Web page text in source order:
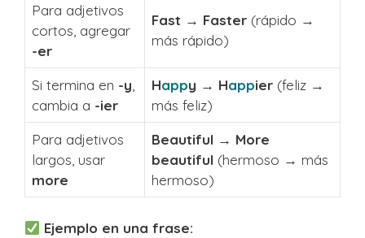
Para adjetivos
cortos, agregar
-er
Fast → Faster (rápido →
más rápido)
Si termina en -y
cambia a -ier
Happy → Happier (feliz →
más feliz)
Para adjetivos
largos, usar
more
Beautiful → More
beautiful (hermoso → más
hermoso)
Ejemplo en una frase: